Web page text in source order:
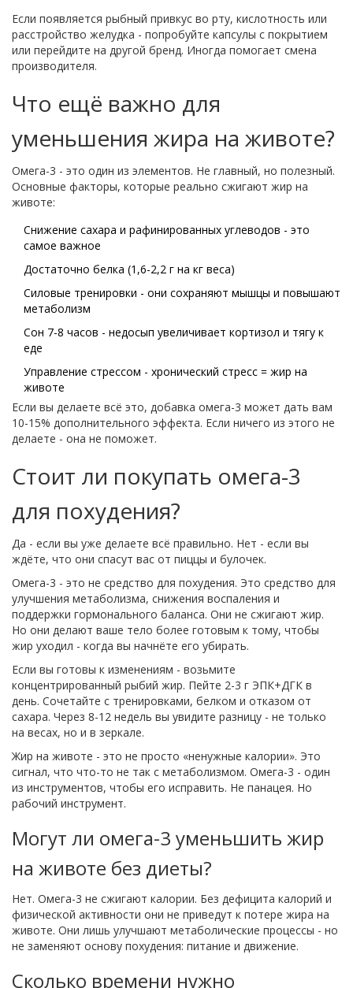
Если появляется рыбный привкус во рту, кислотность или
расстройство желудка - попробуйте капсулы с покрытием
или перейдите на другой бренд. Иногда помогает смена
производителя.
Что ещё важно для
уменьшения жира на животе?
Омега-3 - это один из элементов. Не главный, но полезный.
Основные факторы, которые реально сжигают жир на
животе:
Снижение сахара и рафинированных углеводов - это
самое важное
Достаточно белка (1,6-2,2 г на кг веса)
Силовые тренировки - они сохраняют мышцы и повышают
метаболизм
Сон 7-8 часов - недосып увеличивает кортизол и тягу к
еде
Управление стрессом - хронический стресс = жир на
животе
Если вы делаете всё это, добавка омега-3 может дать вам
10-15% дополнительного эффекта. Если ничего из этого не
делаете - она не поможет.
Стоит ли покупать омега-3
для похудения?
Да - если вы уже делаете всё правильно. Нет - если вы
ждёте, что они спасут вас от пиццы и булочек.
Омега-3 - это не средство для похудения. Это средство для
улучшения метаболизма, снижения воспаления и
поддержки гормонального баланса. Они не сжигают жир.
Но они делают ваше тело более готовым к тому, чтобы
жир уходил - когда вы начнёте его убирать.
Если вы готовы к изменениям - возьмите
концентрированный рыбий жир. Пейте 2-3 г ЭПК+ДГК в
день. Сочетайте с тренировками, белком и отказом от
сахара. Через 8-12 недель вы увидите разницу - не только
на весах, но и в зеркале.
Жир на животе - это не просто «ненужные калории». Это
сигнал, что что-то не так с метаболизмом. Омега-3 - один
из инструментов, чтобы его исправить. Не панацея. Но
рабочий инструмент.
Могут ли омега-3 уменьшить жир
на животе без диеты?
Нет. Омега-3 не сжигают калории. Без дефицита калорий и
физической активности они не приведут к потере жира на
животе. Они лишь улучшают метаболические процессы - но
не заменяют основу похудения: питание и движение.
Сколько времени нужно